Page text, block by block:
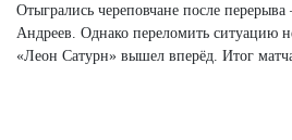
Отыгрались череповчане после
Андреев. Однако переломить ситуацию
«Леон Сатурн» вышел вперёд. Итог